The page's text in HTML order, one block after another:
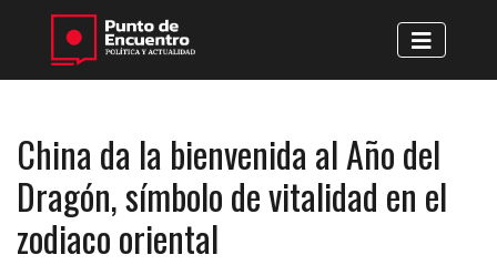
China da la bienvenida al Año del
Dragón, símbolo de vitalidad en el
zodiaco oriental